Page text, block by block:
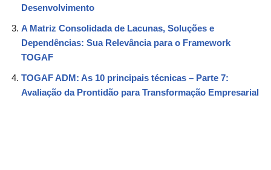
Desenvolvimento
A Matriz Consolidada de Lacunas, Soluções e
Dependências: Sua Relevância para o Framework
TOGAF
TOGAF ADM: As 10 principais técnicas – Parte 7:
Avaliação da Prontidão para Transformação Empresarial